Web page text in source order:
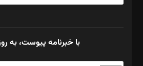
با خبرنامه پیوست، به